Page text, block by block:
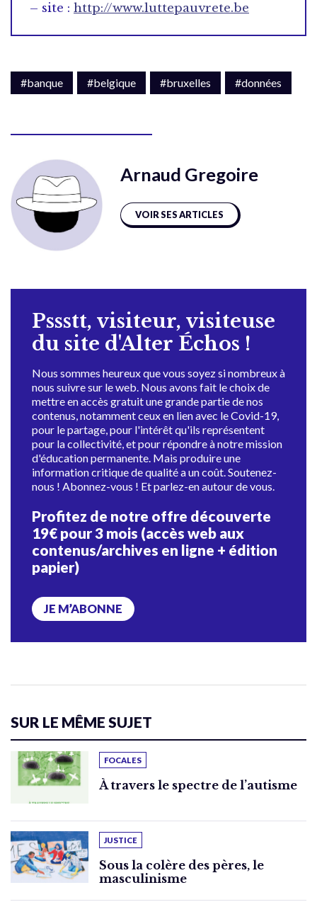
– site : http://www.luttepauvrete.be
#banque #belgique #bruxelles #données
Arnaud Gregoire
VOIR SES ARTICLES
Pssstt, visiteur, visiteuse
du site d'Alter Échos !
Nous sommes heureux que vous soyez si nombreux à
nous suivre sur le web. Nous avons fait le choix de
mettre en accès gratuit une grande partie de nos
contenus, notamment ceux en lien avec le Covid-19,
pour le partage, pour l'intérêt qu'ils représentent
pour la collectivité, et pour répondre à notre mission
d'éducation permanente. Mais produire une
information critique de qualité a un coût. Soutenez-
nous ! Abonnez-vous ! Et parlez-en autour de vous.
Profitez de notre offre découverte
19€ pour 3 mois (accès web aux
contenus/archives en ligne + édition
papier)
JE M’ABONNE
SUR LE MÊME SUJET
FOCALES
À travers le spectre de l’autisme
JUSTICE
Sous la colère des pères, le
masculinisme